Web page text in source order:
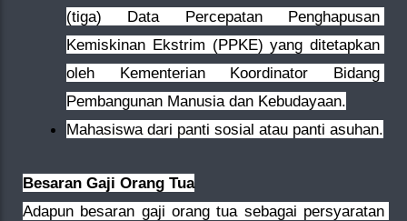
(tiga) Data Percepatan Penghapusan
Kemiskinan Ekstrim (PPKE) yang ditetapkan
oleh Kementerian Koordinator Bidang
Pembangunan Manusia dan Kebudayaan.
Mahasiswa dari panti sosial atau panti asuhan.
Besaran Gaji Orang Tua
Adapun besaran gaji orang tua sebagai persyaratan